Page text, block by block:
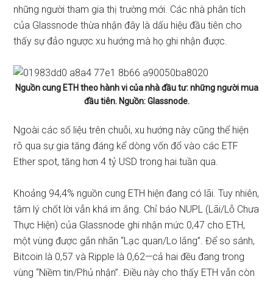
những người tham gia thị trường mới. Các nhà phân tích
của Glassnodethừa nhận đây là dấu hiệu đầu tiên cho
thấy sự đảo ngược xu hướng mà họ ghi nhận được.
Nguồn cung ETH theo hành vi của nhà đầu tư: những người mua
đầu tiên. Nguồn: Glassnode.
Ngoài các số liệu trên chuỗi, xu hướng này cũng thể hiện
rõ qua sự gia tăng đáng kể dòng vốn đổ vào các ETF
Ether spot, tăng hơn 4 tỷ USD trong hai tuần qua.
Khoảng 94,4% nguồn cung ETH hiện đang có lãi. Tuy nhiên,
tâm lý chốt lời vẫn khá im ắng. Chỉ báo NUPL (Lãi/Lỗ Chưa
Thực Hiện) của Glassnode ghi nhận mức 0,47 cho ETH,
một vùng được gắn nhãn “Lạc quan/Lo lắng”. Để so sánh,
Bitcoin là 0,57 và Ripple là 0,62—cả hai đều đang trong
vùng “Niềm tin/Phủ nhận”. Điều này cho thấy ETH vẫn còn